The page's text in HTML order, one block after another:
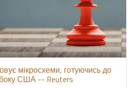
мікросхеми, готуючись до
США -- Reuters